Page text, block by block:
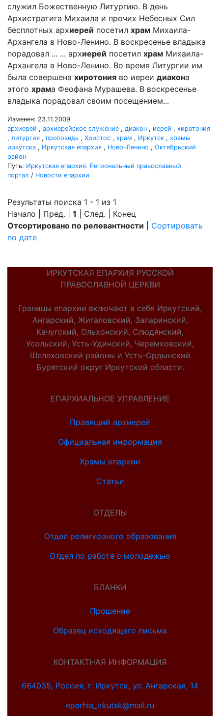
служил Божественную Литургию. В день
Архистратига Михаила и прочих Небесных Сил
бесплотных архиерей посетил храм Михаила-
Архангела в Ново-Ленино. В воскресенье владыка
порадовал ... ... архиерей посетил храм Михаила-
Архангела в Ново-Ленино. Во время Литургии им
была совершена хиротония во иереи диакона
этого храма Феофана Мурашева. В воскресенье
владыка порадовал своим посещением...
Изменен: 23.11.2009
архиерей , архиерейское служение , диакон , иерей , хиротония
, литургия , проповедь , Христос , храм , Иркутск , храмы
иркутска , Иркутская епархия , Ново-Ленино , Октябрьский
район
Путь: Иркутская епархия. Региональный православный
портал / Новости епархии
Результаты поиска 1 - 1 из 1
Начало | Пред. | 1 | След. | Конец
Отсортировано по релевантности
Сортировать
по дате
ИРКУТСКАЯ ЕПАРХИЯ РУССКОЙ
ПРАВОСЛАВНОЙ ЦЕРКВИ
Границы епархии включают в себя Иркутский,
Ангарский, Жигаловский, Заларинский,
Качугский, Ольхонский, Слюдянский,
Усольский, Усть-Удинский, Черемховский,
Шелеховский районы и Усть-Ордынский
Бурятский округ Иркутской области.
ЕПАРХИАЛЬНОЕ УПРАВЛЕНИЕ
Правящий архиерей
Официальная информация
Храмы епархии
Статьи
ОТДЕЛЫ
Отдел религиозного образования
Отдел по работе с молодежью
БЛАНКИ
Прошение
Образец исходящего письма
КОНТАКТНАЯ ИНФОРМАЦИЯ
664035, Россия, г. Иркутск, ул. Ангарская, 14
eparhia_irkutsk@mail.ru